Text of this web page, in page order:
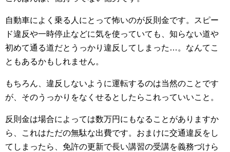
自動車によく乗る人にとって怖いのが反則金です。スピー
ド違反や一時停止などに気を使っていても、知らない道や
初めて通る道だとうっかり違反してしまった…。なんてこ
ともあるかもしれません。
もちろん、違反しないように運転するのは当然のことです
が、そのうっかりをなくせるとしたらこれっていいこと。
反則金は場合によっては数万円にもなることがありますか
ら、これはただの無駄な出費です。おまけに交通違反をし
てしまったら、免許の更新で長い講習の受講を義務づけら